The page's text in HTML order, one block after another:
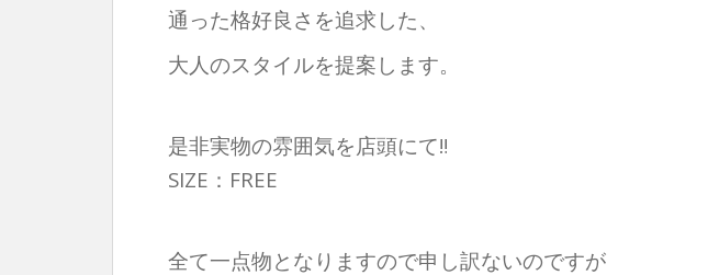
通った格好良さを追求した、
大人のスタイルを提案します。
是非実物の雰囲気を店頭にて‼︎
SIZE：FREE
全て一点物となりますので申し訳ないのですが